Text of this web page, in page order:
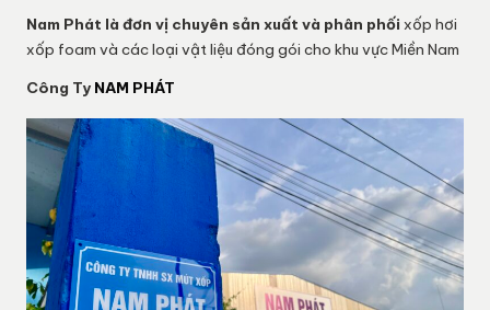
Nam Phát là đơn vị chuyên sản xuất và phân phối xốp hơi
xốp foam và các loại vật liệu đóng gói cho khu vực Miền Nam
Công Ty NAM PHÁT